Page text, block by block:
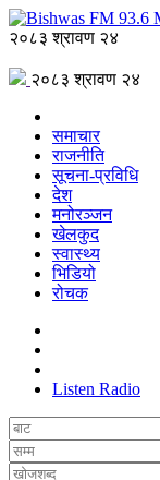
२०८३ श्रावण २४
२०८३ श्रावण २४
समाचार
राजनीति
सूचना-प्रविधि
देश
मनोरञ्जन
खेलकुद
स्वास्थ्य
भिडियो
रोचक
Listen Radio